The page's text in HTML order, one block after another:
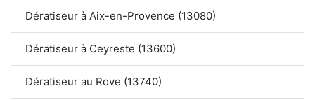
Dératiseur à Aix-en-Provence (13080)
Dératiseur à Ceyreste (13600)
Dératiseur au Rove (13740)